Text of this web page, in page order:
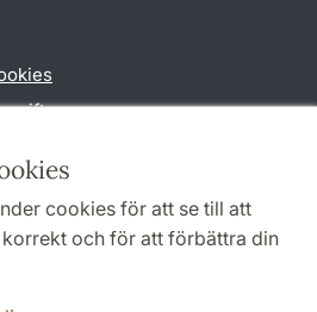
cookies för att se till att
och för att förbättra din